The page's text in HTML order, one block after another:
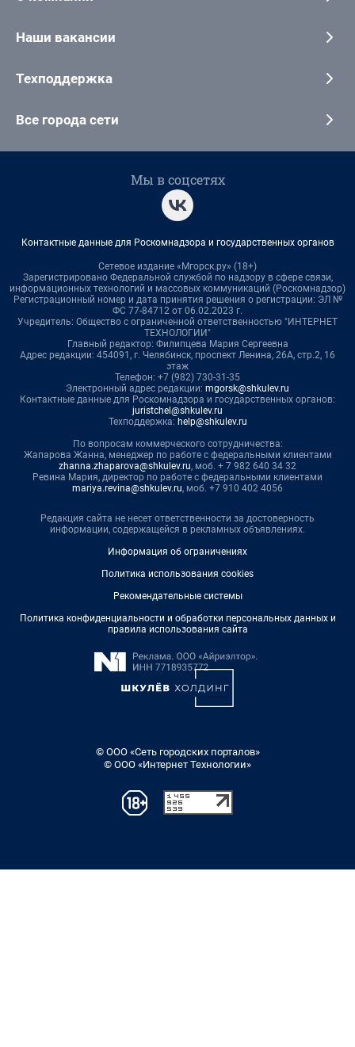
Наши вакансии
Техподдержка
Все города сети
Мы в соцсетях
Контактные данные для Роскомнадзора и государственных органов
Сетевое издание «Мгорск.ру» (18+)
Зарегистрировано Федеральной службой по надзору в сфере связи,
информационных технологий и массовых коммуникаций (Роскомнадзор)
Регистрационный номер и дата принятия решения о регистрации: ЭЛ №
ФС 77-84712 от 06.02.2023 г.
Учредитель: Общество с ограниченной ответственностью "ИНТЕРНЕТ
ТЕХНОЛОГИИ"
Главный редактор: Филипцева Мария Сергеевна
Адрес редакции: 454091, г. Челябинск, проспект Ленина, 26А, стр.2, 16
этаж
Телефон: +7 (982) 730-31-35
Электронный адрес редакции: mgorsk@shkulev.ru
Контактные данные для Роскомнадзора и государственных органов:
juristchel@shkulev.ru
Техподдержка: help@shkulev.ru
По вопросам коммерческого сотрудничества:
Жапарова Жанна, менеджер по работе с федеральными клиентами
zhanna.zhaparova@shkulev.ru, моб. + 7 982 640 34 32
Ревина Мария, директор по работе с федеральными клиентами
mariya.revina@shkulev.ru, моб. +7 910 402 4056
Редакция сайта не несет ответственности за достоверность
информации, содержащейся в рекламных объявлениях.
Информация об ограничениях
Политика использования cookies
Рекомендательные системы
Политика конфиденциальности и обработки персональных данных и
правила использования сайта
© ООО «Сеть городских порталов»
© ООО «Интернет Технологии»